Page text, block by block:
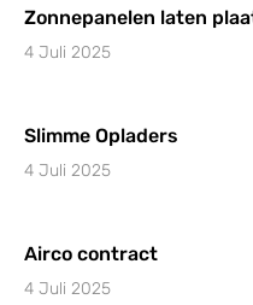
Zonnepanelen laten
4 Juli 2025
Slimme Opladers
4 Juli 2025
Airco contract
4 Juli 2025